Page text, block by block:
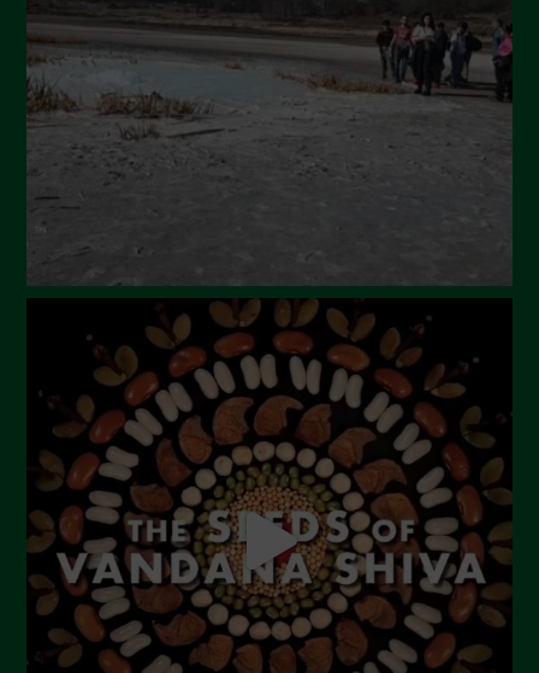
Luglio 2024
Maggio 2024
Aprile 2024
Marzo 2024
Febbraio 2024
Ottobre 2023
Settembre 2023
Agosto 2023
Luglio 2023
Giugno 2023
Maggio 2023
Aprile 2023
Marzo 2023